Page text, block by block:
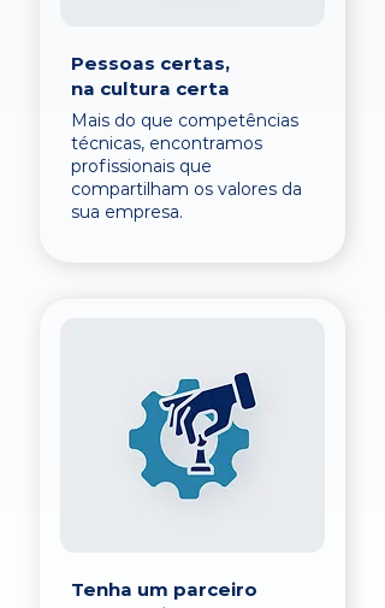
Pessoas certas,
na cultura certa
Mais do que competências
técnicas, encontramos
profissionais que
compartilham os valores da
sua empresa.
Tenha um parceiro